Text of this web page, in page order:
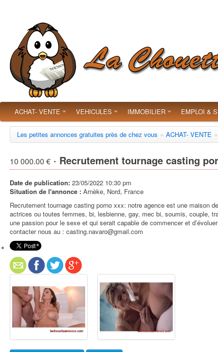
ACHAT- VENTE VEHICULES IMMOBILIER EMPLOI &
Les petites annonces gratuites près de chez vous » ACHAT- VENTE »
10 000.00 € · Recrutement tournage casting
Date de publication: 23/05/2022 10:30 pm
Situation de l'annonce : Arnèke, Nord, France
Recrutement tournage casting porno xxx: notre agence est une maison
actrices ou toutes femmes, bi, lesbienne, gay, mec bi, soumis, couple,
une passion pour le sexe et qui serait capable de commencer et
contacter nous au : casting.navaro@gmail.com